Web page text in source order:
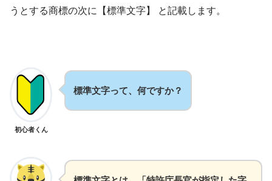
うとする商標の次に【標準文字】 と記載します。
初心者くん
標準文字って、何ですか？